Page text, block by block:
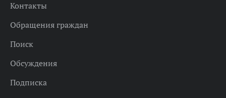
Контакты
Обращения граждан
Поиск
Обсуждения
Подписка